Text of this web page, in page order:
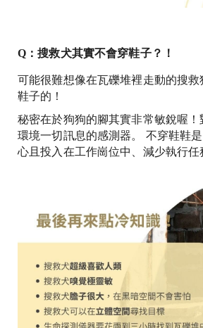
Q：搜救犬其實不會穿鞋子？！
可能很難想像在瓦礫堆裡走動的搜
鞋子的！
秘密在於狗狗的腳其實非常敏銳喔！
環境一切訊息的感測器。 不穿鞋鞋
心且投入在工作崗位中、減少執行任